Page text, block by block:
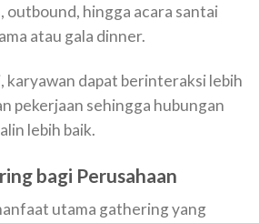
outbound, hingga acara santai
atau gala dinner.
karyawan dapat berinteraksi lebih
pekerjaan sehingga hubungan
lebih baik.
bagi Perusahaan
utama gathering yang